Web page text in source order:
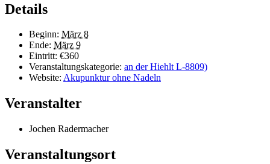
Details
Beginn: März 8
Ende: März 9
Eintritt: €360
Veranstaltungskategorie: an der Hiehlt L-8809)
Website: Akupunktur ohne Nadeln
Veranstalter
Jochen Radermacher
Veranstaltungsort